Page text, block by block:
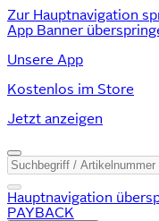
Zur Hauptnavigation
App Banner
Unsere App
Kostenlos im Store
Jetzt anzeigen
Hauptnavigation
PAYBACK